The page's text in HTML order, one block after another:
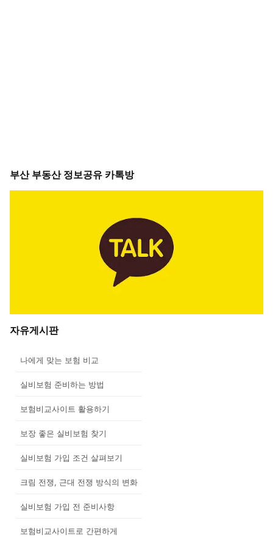
부산 부동산 정보공유 카톡방
자유게시판
나에게 맞는 보험 비교
실비보험 준비하는 방법
보험비교사이트 활용하기
보장 좋은 실비보험 찾기
실비보험 가입 조건 살펴보기
크림 전쟁, 근대 전쟁 방식의 변화
실비보험 가입 전 준비사항
보험비교사이트로 간편하게